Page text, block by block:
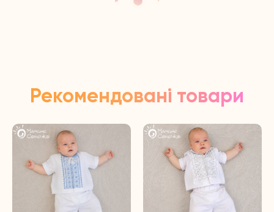
Рекомендовані товари